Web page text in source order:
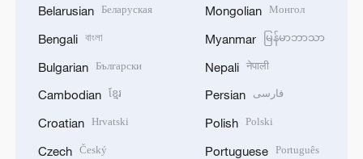
Belarusian Беларуская
Bengali বাংলা
Bulgarian Български
Cambodian ខ្មែរ
Croatian Hrvatski
Czech Český
Mongolian Монгол
Myanmar မြန်မာဘာသာ
Nepali नेपाली
Persian فارسی
Polish Polski
Portuguese Português